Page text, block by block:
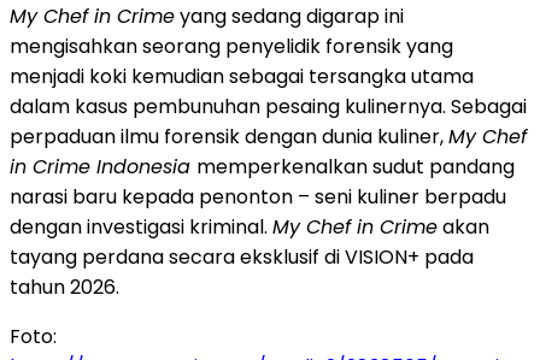
My Chef in Crimeyang sedang digarap ini
mengisahkan seorang penyelidik forensik yang
menjadi koki kemudian sebagai tersangka utama
dalam kasus pembunuhan pesaing kulinernya. Sebagai
perpaduan ilmu forensik dengan dunia kuliner,My Chef
in Crime Indonesia memperkenalkan sudut pandang
narasi baru kepada penonton – seni kuliner berpadu
dengan investigasi kriminal. My Chef in Crimeakan
tayang perdana secara eksklusif di VISION+ pada
tahun 2026.
Foto: